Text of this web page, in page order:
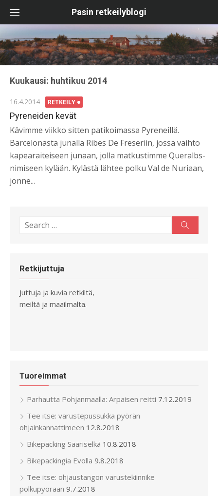
content
Pasin retkeilyblogi
Kuukausi: huhtikuu 2014
Posted
on
16.4.2014 RETKEILY
Pyreneiden kevät
Kävimme viikko sitten patikoimassa Pyreneillä.
Barcelonasta junalla Ribes De Freseriin, jossa vaihto
kapearaiteiseen junaan, jolla matkustimme Queralbs-
nimiseen kylään. Kylästä lähtee polku Val de Nuriaan,
jonne...
Search
Retkijuttuja
Juttuja ja kuvia retkiltä,
meiltä ja maailmalta.
Tuoreimmat
Parhautta Pohjanmaalla: Arpaisen reitti 7.12.2019
Tee itse: varustepussukka pyörän
ohjainkannattimeen 12.8.2018
Bikepacking Saariselkä 10.8.2018
Bikepackingia Evolla 9.8.2018
Tee itse: ohjaustangon varustekiinnike
polkupyörään 9.7.2018